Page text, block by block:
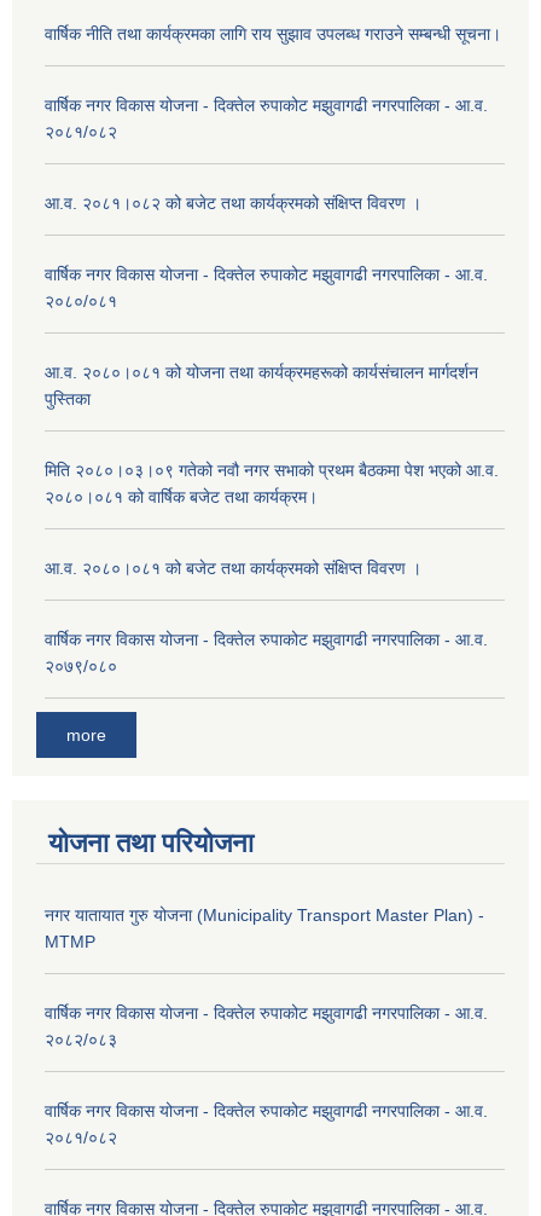
वार्षिक नीति तथा कार्यक्रमका लागि राय सुझाव उपलब्ध गराउने सम्बन्धी सूचना।
वार्षिक नगर विकास योजना - दिक्तेल रुपाकोट मझुवागढी नगरपालिका - आ.व.
२०८१/०८२
आ.व. २०८१।०८२ को बजेट तथा कार्यक्रमको संक्षिप्त विवरण ।
वार्षिक नगर विकास योजना - दिक्तेल रुपाकोट मझुवागढी नगरपालिका - आ.व.
२०८०/०८१
आ.व. २०८०।०८१ को योजना तथा कार्यक्रमहरूको कार्यसंचालन मार्गदर्शन
पुस्तिका
मिति २०८०।०३।०९ गतेको नवौ नगर सभाको प्रथम बैठकमा पेश भएको आ.व.
२०८०।०८१ को वार्षिक बजेट तथा कार्यक्रम।
आ.व. २०८०।०८१ को बजेट तथा कार्यक्रमको संक्षिप्त विवरण ।
वार्षिक नगर विकास योजना - दिक्तेल रुपाकोट मझुवागढी नगरपालिका - आ.व.
२०७९/०८०
more
योजना तथा परियोजना
नगर यातायात गुरु योजना (Municipality Transport Master Plan) -
MTMP
वार्षिक नगर विकास योजना - दिक्तेल रुपाकोट मझुवागढी नगरपालिका - आ.व.
२०८२/०८३
वार्षिक नगर विकास योजना - दिक्तेल रुपाकोट मझुवागढी नगरपालिका - आ.व.
२०८१/०८२
वार्षिक नगर विकास योजना - दिक्तेल रुपाकोट मझुवागढी नगरपालिका - आ.व.